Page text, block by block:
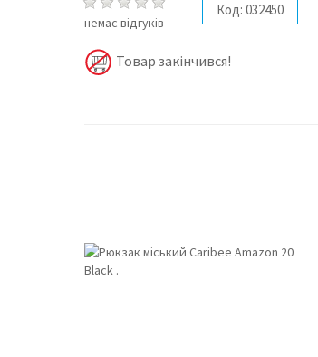
немає відгуків
Код: 032450
Товар закінчився!